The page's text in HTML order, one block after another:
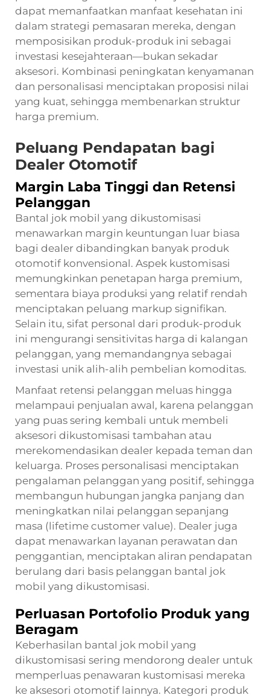
dapat memanfaatkan manfaat kesehatan ini
dalam strategi pemasaran mereka, dengan
memposisikan produk-produk ini sebagai
investasi kesejahteraan—bukan sekadar
aksesori. Kombinasi peningkatan kenyamanan
dan personalisasi menciptakan proposisi nilai
yang kuat, sehingga membenarkan struktur
harga premium.
Peluang Pendapatan bagi
Dealer Otomotif
Margin Laba Tinggi dan Retensi
Pelanggan
Bantal jok mobil yang dikustomisasi
menawarkan margin keuntungan luar biasa
bagi dealer dibandingkan banyak produk
otomotif konvensional. Aspek kustomisasi
memungkinkan penetapan harga premium,
sementara biaya produksi yang relatif rendah
menciptakan peluang markup signifikan.
Selain itu, sifat personal dari produk-produk
ini mengurangi sensitivitas harga di kalangan
pelanggan, yang memandangnya sebagai
investasi unik alih-alih pembelian komoditas.
Manfaat retensi pelanggan meluas hingga
melampaui penjualan awal, karena pelanggan
yang puas sering kembali untuk membeli
aksesori dikustomisasi tambahan atau
merekomendasikan dealer kepada teman dan
keluarga. Proses personalisasi menciptakan
pengalaman pelanggan yang positif, sehingga
membangun hubungan jangka panjang dan
meningkatkan nilai pelanggan sepanjang
masa (lifetime customer value). Dealer juga
dapat menawarkan layanan perawatan dan
penggantian, menciptakan aliran pendapatan
berulang dari basis pelanggan bantal jok
mobil yang dikustomisasi.
Perluasan Portofolio Produk yang
Beragam
Keberhasilan bantal jok mobil yang
dikustomisasi sering mendorong dealer untuk
memperluas penawaran kustomisasi mereka
ke aksesori otomotif lainnya. Kategori produk